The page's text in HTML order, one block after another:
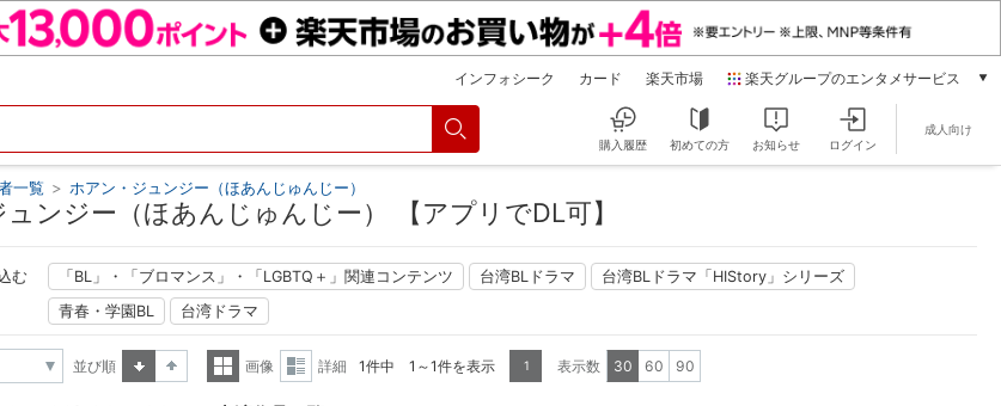
インフォシーク カード 楽天市場 楽天グループのエンタメサービス
本/ゲーム/CD/DVD
雑誌読み放題
動画配信
購入履歴 初めての方 お知らせ ログイン
成人向け
一覧 > ホアン・ジュンジー（ほあんじゅんじー）
ンジー（ほあんじゅんじー） 【アプリでDL可】
む 「BL」・「ブロマンス」・「LGBTQ＋」関連コンテンツ 台湾BLドラマ
台湾BLドラマ「HIStory」シリーズ
青春・学園BL
台湾ドラマ
並び順
画像
詳細 1件中 1～1件を表示 1 表示数 30 60 90